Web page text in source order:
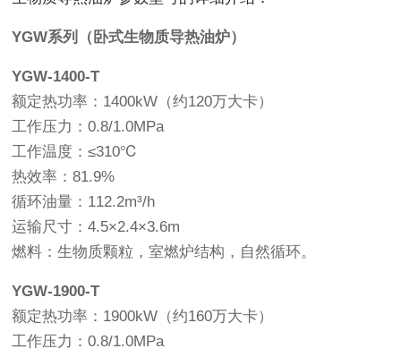
YGW系列（卧式生物质导热油炉）
YGW-1400-T
额定热功率：1400kW（约120万大卡）
工作压力：0.8/1.0MPa
工作温度：≤310℃
热效率：81.9%
循环油量：112.2m³/h
运输尺寸：4.5×2.4×3.6m
燃料：生物质颗粒，室燃炉结构，自然循环。
YGW-1900-T
额定热功率：1900kW（约160万大卡）
工作压力：0.8/1.0MPa